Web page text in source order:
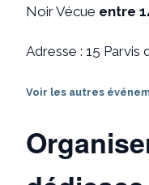
Noir Vécue entre
Adresse : 15 Parvis
Voir les autres